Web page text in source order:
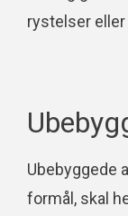
rystelser eller
Ubebyggede
formål, skal